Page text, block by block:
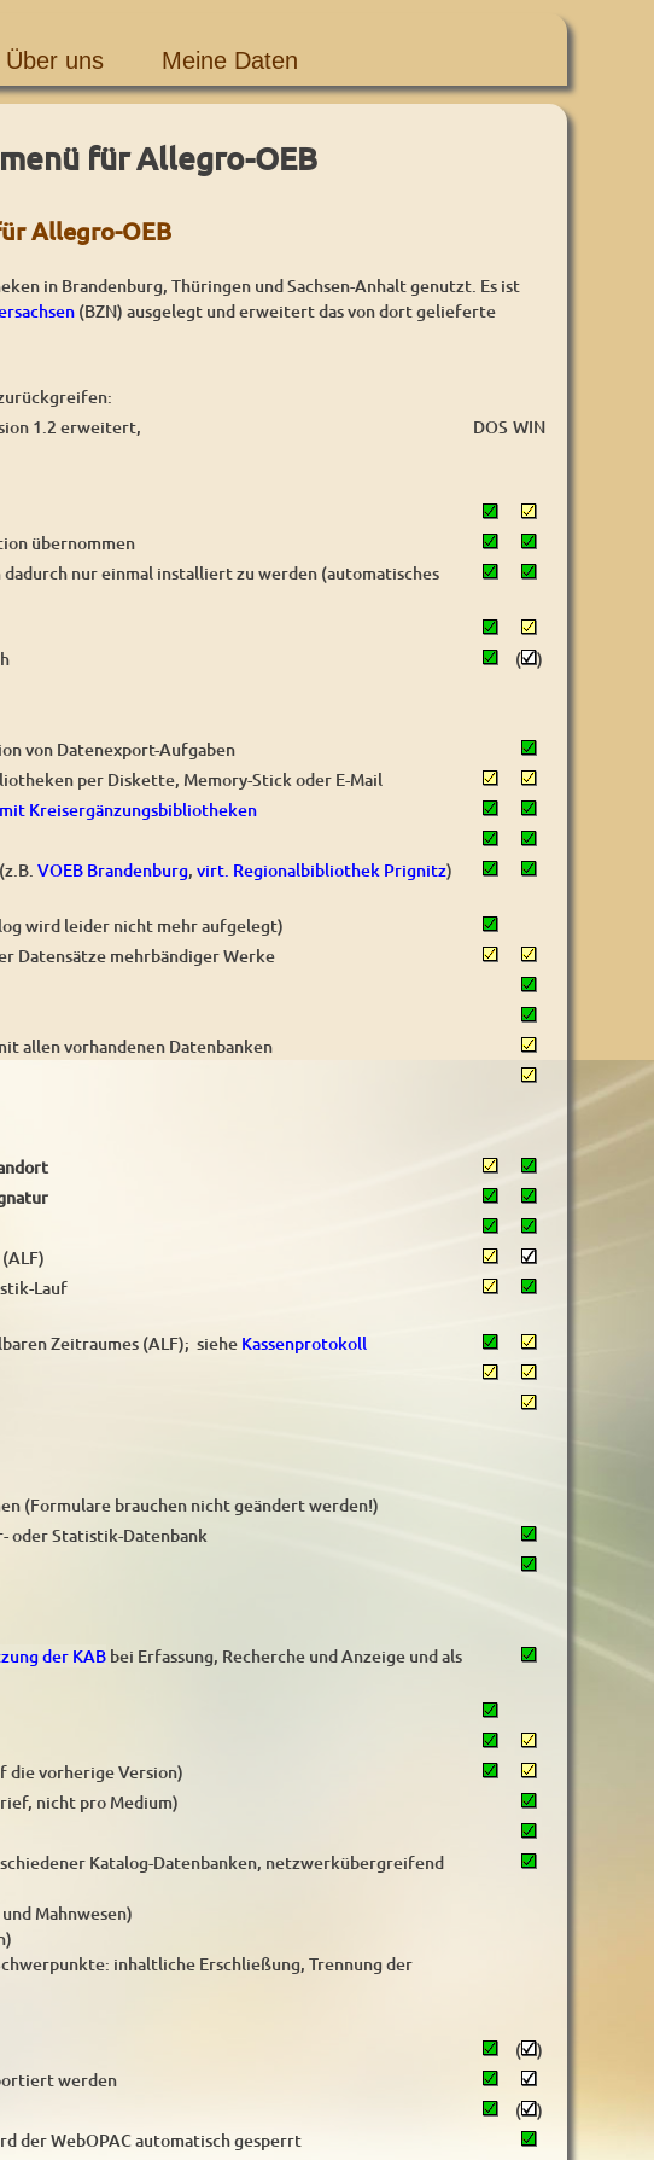
Über uns Meine Daten
für Allegro-OEB
Allegro-OEB
in Brandenburg, Thüringen und Sachsen-Anhalt genutzt. Es ist
(BZN) ausgelegt und erweitert das von dort gelieferte
1.2 erweitert,
DOS WIN
übernommen
nur einmal installiert zu werden (automatisches
( )
von Datenexport-Aufgaben
per Diskette, Memory-Stick oder E-Mail
Kreisergänzungsbibliotheken
VOEB Brandenburg, virt. Regionalbibliothek Prignitz)
wird leider nicht mehr aufgelegt)
Datensätze mehrbändiger Werke
allen vorhandenen Datenbanken
Lauf
Zeitraumes (ALF); siehe Kassenprotokoll
(Formulare brauchen nicht geändert werden!)
oder Statistik-Datenbank
der KAB bei Erfassung, Recherche und Anzeige und als
die vorherige Version)
nicht pro Medium)
Katalog-Datenbanken, netzwerkübergreifend
Mahnwesen)
inhaltliche Erschließung, Trennung der
(
)
werden
(
)
der WebOPAC automatisch gesperrt